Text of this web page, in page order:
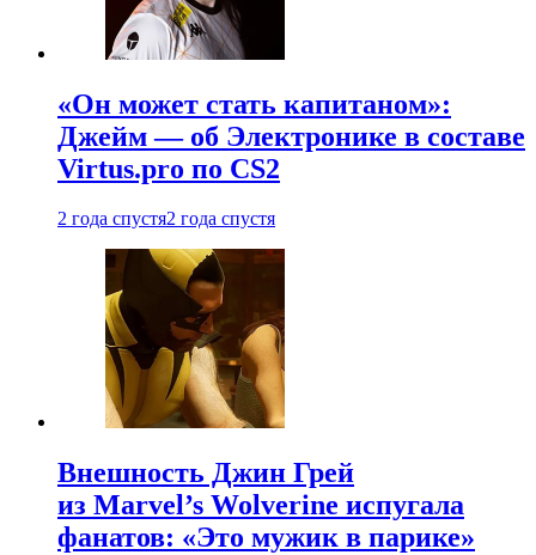
«Он может стать капитаном»:
Джейм — об Электронике в составе
Virtus.pro по CS2
2 года спустя2 года спустя
Внешность Джин Грей
из Marvel’s Wolverine испугала
фанатов: «Это мужик в парике»